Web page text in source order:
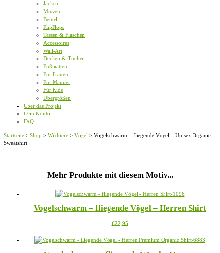
Jacken
Mützen
Beutel
FlipFlops
Tassen & Flaschen
Accessoires
Wall-Art
Decken & Tücher
Fußmatten
Für Frauen
Für Männer
Für Kids
Übergrößen
Über das Projekt
Dein Konto
FAQ
Startseite > Shop > Wildtiere > Vögel > Vogelschwarm – fliegende Vögel – Unisex Organic
Sweatshirt
Mehr Produkte mit diesem Motiv...
Vogelschwarm – fliegende Vögel – Herren Shirt
€22,95Dieses
weist